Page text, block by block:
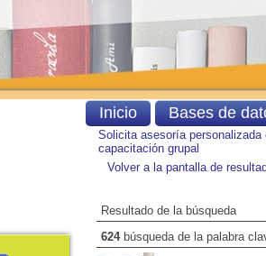
Solicita asesoría personalizada
capacitación grupal
Volver a la pantalla de
Resultado de la búsqueda
624búsqueda de la palabra
Inicio Bases de